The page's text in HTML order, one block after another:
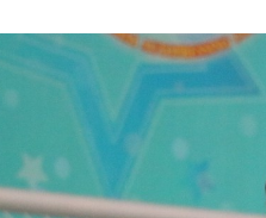
จริยธรรม
รรมและความโปร่งใสในการ